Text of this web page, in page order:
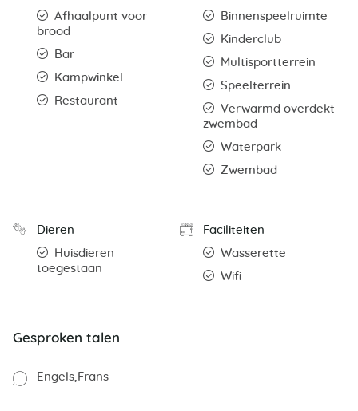
Afhaalpunt voor
brood
Bar
Kampwinkel
Restaurant
Binnenspeelruimte
Kinderclub
Multisportterrein
Speelterrein
Verwarmd overdekt
zwembad
Waterpark
Zwembad
Dieren
Huisdieren
toegestaan
Faciliteiten
Wasserette
Wifi
Gesproken talen
Engels Frans